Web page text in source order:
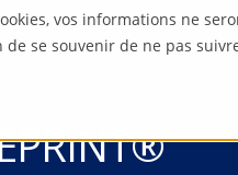
vos informations ne
se souvenir de ne pas